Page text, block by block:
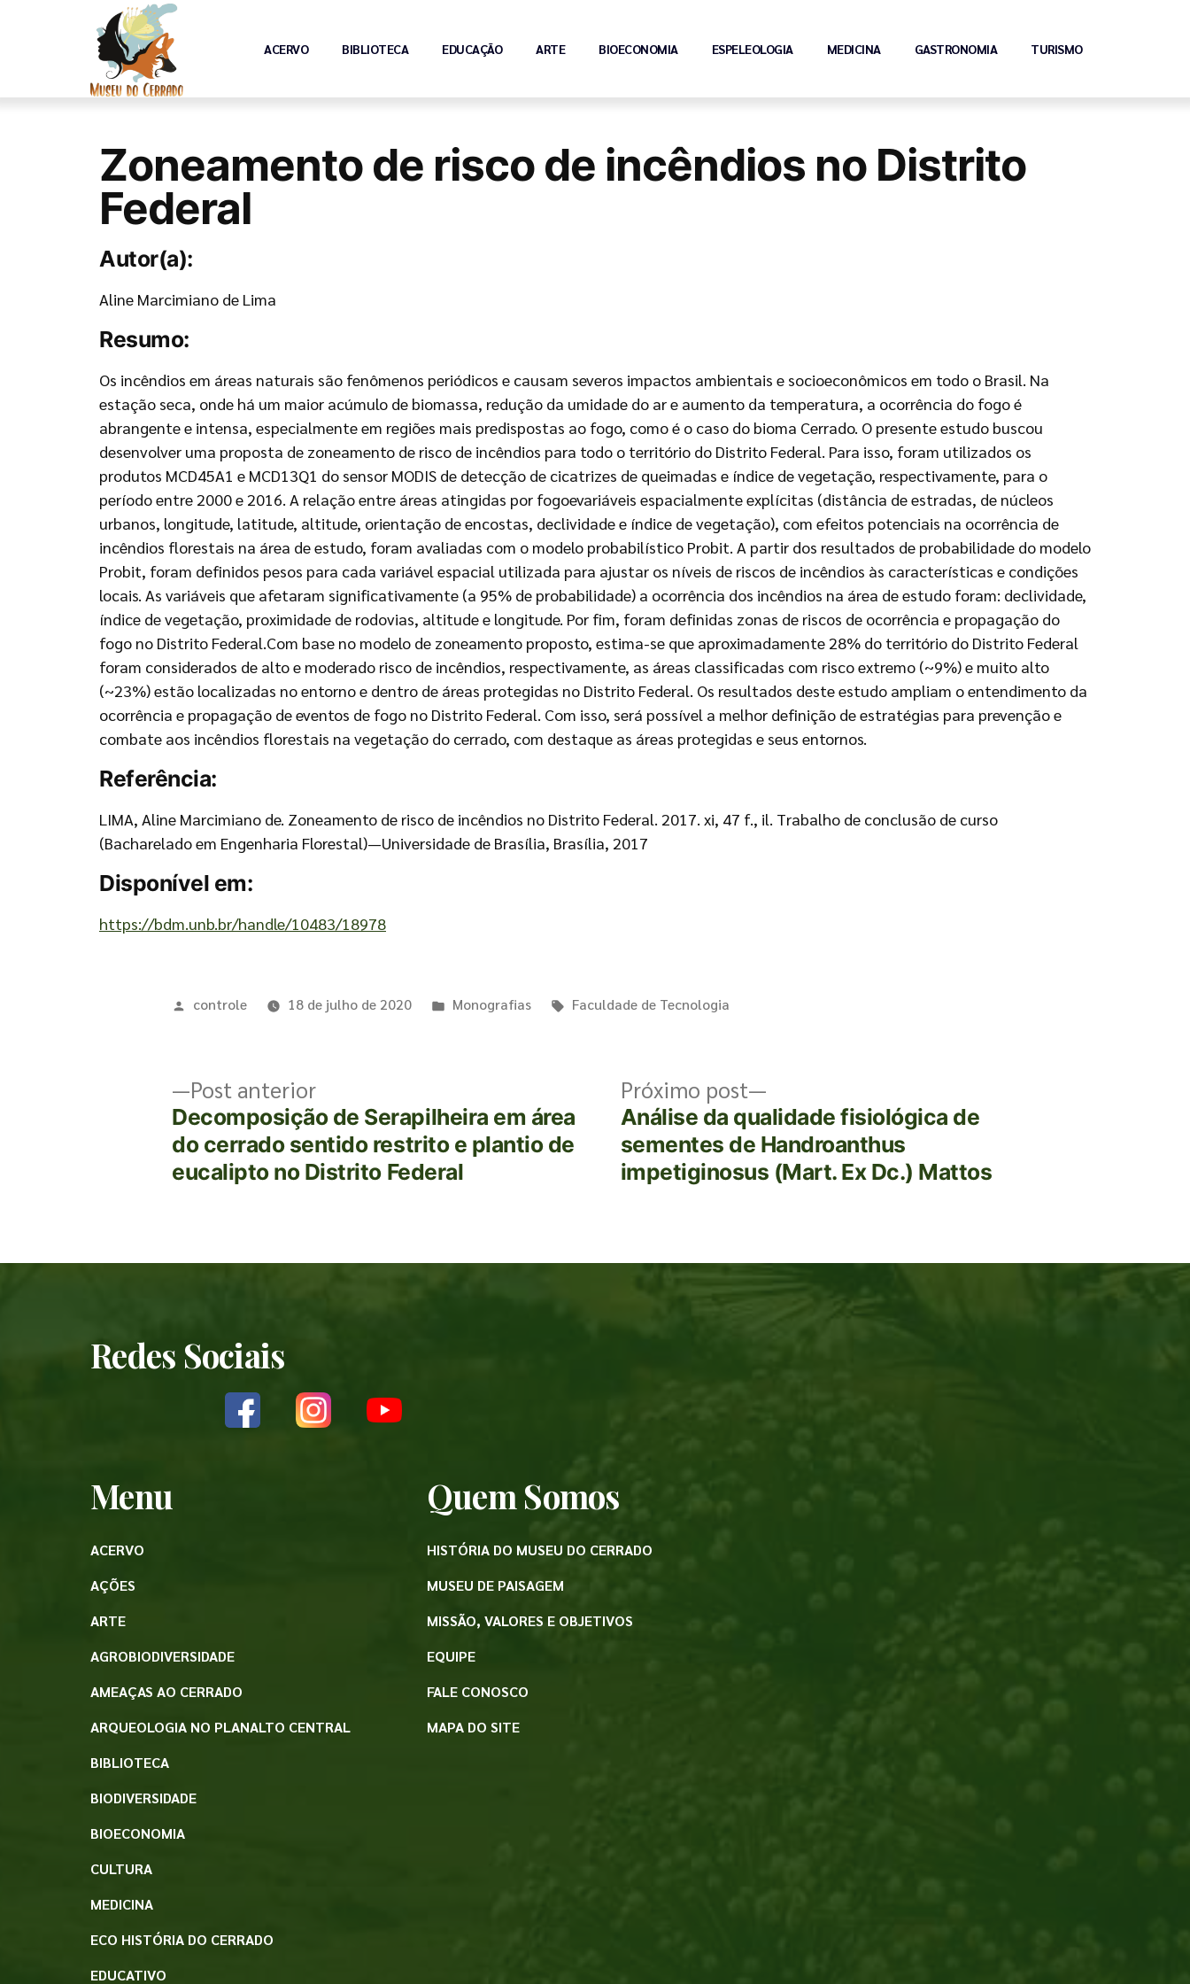
ACERVO BIBLIOTECA EDUCAÇÃO ARTE BIOECONOMIA ESPELEOLOGIA MEDICINA GASTRONOMIA TURISMO
Zoneamento de risco de incêndios no Distrito
Federal
Autor(a):
Aline Marcimiano de Lima
Resumo:
Os incêndios em áreas naturais são fenômenos periódicos e causam severos impactos ambientais e socioeconômicos em todo o Brasil. Na
estação seca, onde há um maior acúmulo de biomassa, redução da umidade do ar e aumento da temperatura, a ocorrência do fogo é
abrangente e intensa, especialmente em regiões mais predispostas ao fogo, como é o caso do bioma Cerrado. O presente estudo buscou
desenvolver uma proposta de zoneamento de risco de incêndios para todo o território do Distrito Federal. Para isso, foram utilizados os
produtos MCD45A1 e MCD13Q1 do sensor MODIS de detecção de cicatrizes de queimadas e índice de vegetação, respectivamente, para o
período entre 2000 e 2016. A relação entre áreas atingidas por fogoevariáveis espacialmente explícitas (distância de estradas, de núcleos
urbanos, longitude, latitude, altitude, orientação de encostas, declividade e índice de vegetação), com efeitos potenciais na ocorrência de
incêndios florestais na área de estudo, foram avaliadas com o modelo probabilístico Probit. A partir dos resultados de probabilidade do modelo
Probit, foram definidos pesos para cada variável espacial utilizada para ajustar os níveis de riscos de incêndios às características e condições
locais. As variáveis que afetaram significativamente (a 95% de probabilidade) a ocorrência dos incêndios na área de estudo foram: declividade,
índice de vegetação, proximidade de rodovias, altitude e longitude. Por fim, foram definidas zonas de riscos de ocorrência e propagação do
fogo no Distrito Federal.Com base no modelo de zoneamento proposto, estima-se que aproximadamente 28% do território do Distrito Federal
foram considerados de alto e moderado risco de incêndios, respectivamente, as áreas classificadas com risco extremo (~9%) e muito alto
(~23%) estão localizadas no entorno e dentro de áreas protegidas no Distrito Federal. Os resultados deste estudo ampliam o entendimento da
ocorrência e propagação de eventos de fogo no Distrito Federal. Com isso, será possível a melhor definição de estratégias para prevenção e
combate aos incêndios florestais na vegetação do cerrado, com destaque as áreas protegidas e seus entornos.
Referência:
LIMA, Aline Marcimiano de. Zoneamento de risco de incêndios no Distrito Federal. 2017. xi, 47 f., il. Trabalho de conclusão de curso
(Bacharelado em Engenharia Florestal)—Universidade de Brasília, Brasília, 2017
Disponível em:
https://bdm.unb.br/handle/10483/18978
controle 18 de julho de 2020 Monografias Faculdade de Tecnologia
Post anterior
Decomposição de Serapilheira em área
do cerrado sentido restrito e plantio de
eucalipto no Distrito Federal
Próximo post
Análise da qualidade fisiológica de
sementes de Handroanthus
impetiginosus (Mart. Ex Dc.) Mattos
Redes Sociais
Menu
ACERVO
AÇÕES
ARTE
AGROBIODIVERSIDADE
AMEAÇAS AO CERRADO
ARQUEOLOGIA NO PLANALTO CENTRAL
BIBLIOTECA
BIODIVERSIDADE
BIOECONOMIA
CULTURA
MEDICINA
ECO HISTÓRIA DO CERRADO
EDUCATIVO
Quem Somos
HISTÓRIA DO MUSEU DO CERRADO
MUSEU DE PAISAGEM
MISSÃO, VALORES E OBJETIVOS
EQUIPE
FALE CONOSCO
MAPA DO SITE